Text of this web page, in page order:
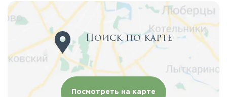
Поиск по карте
Посмотреть на карте